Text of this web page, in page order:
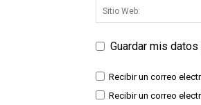
Guardar mis
Recibir un correo
Recibir un correo